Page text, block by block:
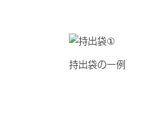
持出袋の一例